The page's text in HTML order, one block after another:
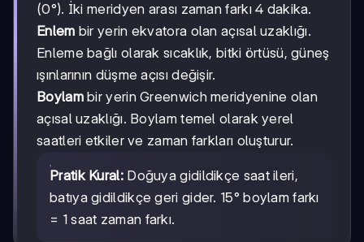
(0°). İki meridyen arası zaman farkı 4 dakika.
Enlem bir yerin ekvatora olan açısal uzaklığı.
Enleme bağlı olarak sıcaklık, bitki örtüsü, güneş
ışınlarının düşme açısı değişir.
Boylambir yerin Greenwich meridyenine olan
açısal uzaklığı. Boylam temel olarak yerel
saatleri etkiler ve zaman farkları oluşturur.
Pratik Kural:Doğuya gidildikçe saat ileri,
batıya gidildikçe geri gider. 15° boylam farkı
= 1 saat zaman farkı.